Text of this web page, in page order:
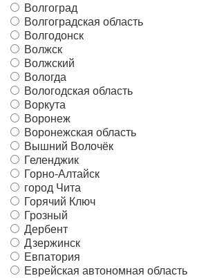
Волгоград
Волгоградская область
Волгодонск
Волжск
Волжский
Вологда
Вологодская область
Воркута
Воронеж
Воронежская область
Вышний Волочёк
Геленджик
Горно-Алтайск
город Чита
Горячий Ключ
Грозный
Дербент
Дзержинск
Евпатория
Еврейская автономная область